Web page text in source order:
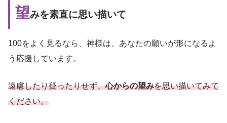
望みを素直に思い描いて
100をよく見るなら、神様は、あなたの願いが形になるよ
う応援しています。
遠慮したり疑ったりせず、心からの望みを思い描いてみて
ください。